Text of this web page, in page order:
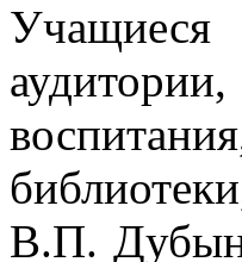
В.П.